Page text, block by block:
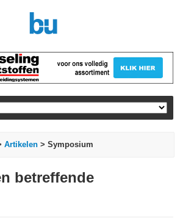
Artikelen > Symposium
betreffende